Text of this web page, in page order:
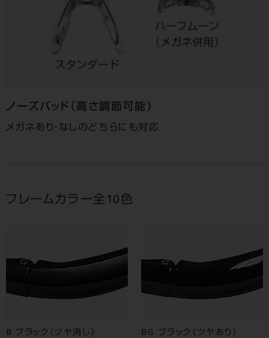
ノーズパッド （高さ調節可能）
メガネあり・なしのどちらにも対応
フレームカラー全10色
B ブラック（ツヤ消し） BG ブラック（ツヤあり）